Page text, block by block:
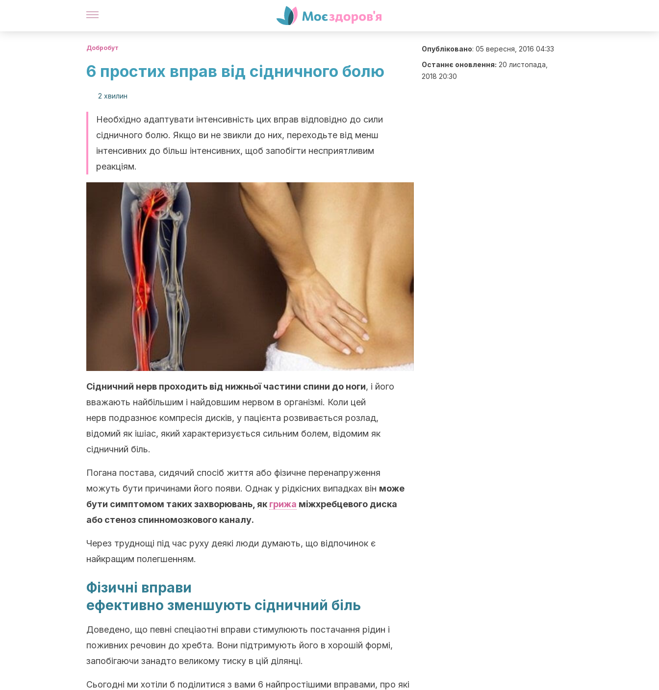
Добробут
6 простих вправ від сідничного болю
2 хвилин
Необхідно адаптувати інтенсивність цих вправ відповідно до сили
сідничного болю. Якщо ви не звикли до них, переходьте від менш
інтенсивних до більш інтенсивних, щоб запобігти несприятливим
реакціям.
Сідничний нерв проходить від нижньої частини спини до ноги, і його
вважають найбільшим і найдовшим нервом в організмі. Коли цей
нерв подразнює компресія дисків, у пацієнта розвивається розлад,
відомий як ішіас, який характеризується сильним болем, відомим як
сідничний біль.
Погана постава, сидячий спосіб життя або фізичне перенапруження
можуть бути причинами його появи. Однак у рідкісних випадках він може
бути симптомом таких захворювань, як грижа міжхребцевого диска
або стеноз спинномозкового каналу.
Через труднощі під час руху деякі люди думають, що відпочинок є
найкращим полегшенням.
Фізичні вправи
ефективно зменшують сідничний біль
Доведено, що певні спеціаотні вправи стимулюють постачання рідин і
поживних речовин до хребта. Вони підтримують його в хорошій формі,
запобігаючи занадто великому тиску в цій ділянці.
Сьогодні ми хотіли б поділитися з вами 6 найпростішими вправами, про які
Опубліковано: 05 вересня, 2016 04:33
Останнє оновлення: 20 листопада,
2018 20:30